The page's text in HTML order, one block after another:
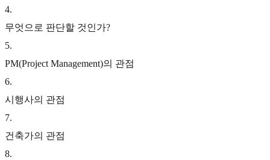
4.
무엇으로 판단할 것인가?
5.
PM(Project Management)의 관점
6.
시행사의 관점
7.
건축가의 관점
8.